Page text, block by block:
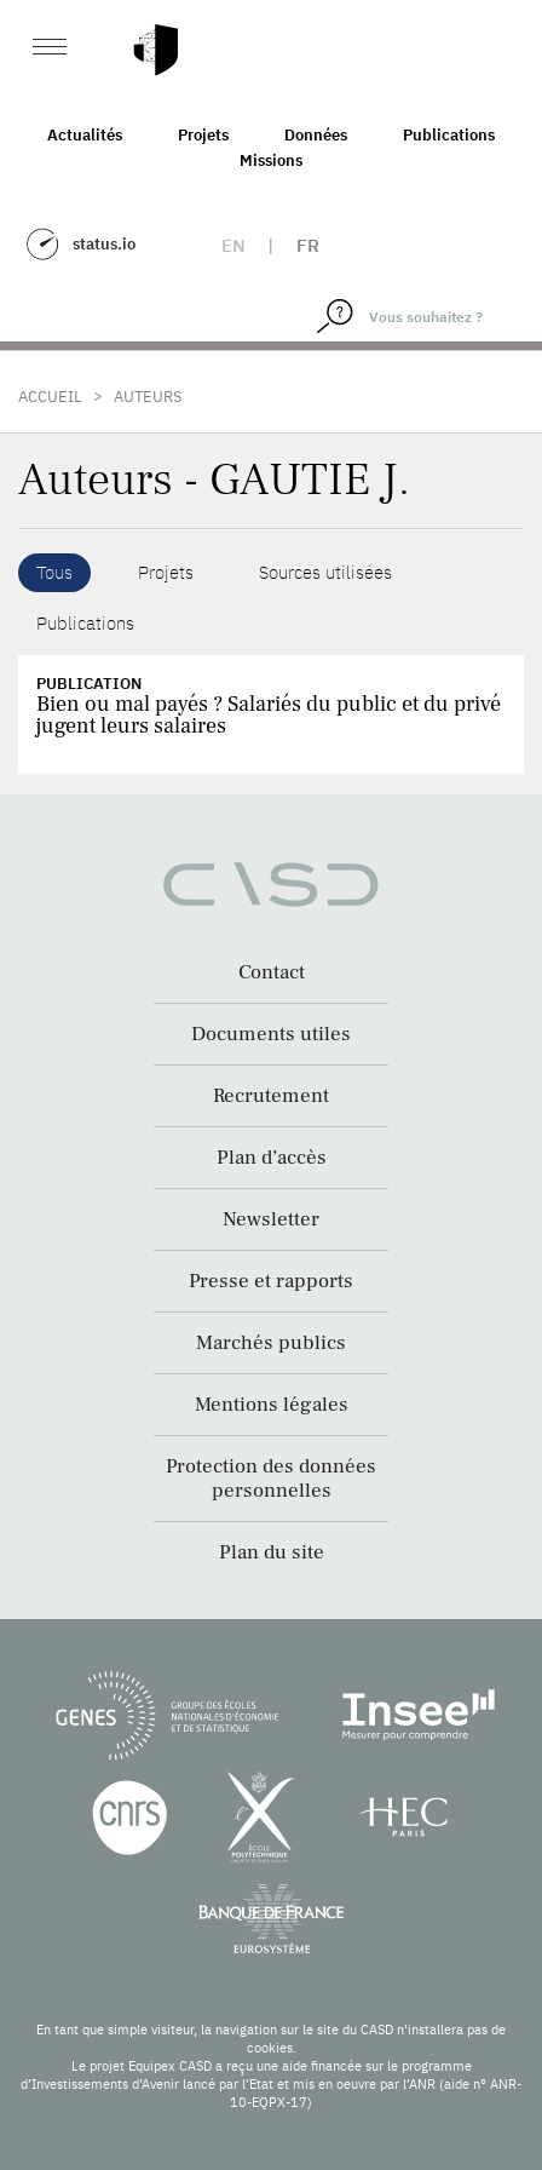
Actualités Projets Données
Publications
Missions
status.io EN | FR
ACCUEIL > AUTEURS
Auteurs - GAUTIE J.
Tous Projets Sources utilisées
Publications
PUBLICATION
Bien ou mal payés ? Salariés du public et du privé
jugent leurs salaires
Contact
Documents utiles
Recrutement
Plan d’accès
Newsletter
Presse et rapports
Marchés publics
Mentions légales
Protection des données
personnelles
Plan du site
En tant que simple visiteur, la navigation sur le site du CASD n'installera pas de
cookies.
Le projet Equipex CASD a reçu une aide financée sur le programme
d’Investissements d’Avenir lancé par l’Etat et mis en oeuvre par l’ANR (aide n° ANR-
10-EQPX-17)